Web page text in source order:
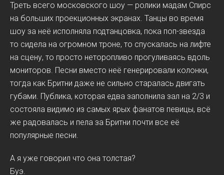
Треть всего московского шоу — ролики мадам Спирс
на больших проекционных экранах. Танцы во время
шоу за неё исполняла подтанцовка, пока поп-звезда
то сидела на огромном троне, то спускалась на лифте
на сцену, то просто неторопливо прогуливаясь вдоль
мониторов. Песни вместо неё генерировали колонки,
тогда как Бритни даже не сильно старалась двигать
губами. Публика, которая едва заполнила зал на 2/3 и
состояла видимо из самых ярых фанатов певицы, всё
же радовалась и пела за Бритни почти все её
популярные песни.
А я уже говорил что она толстая?
Буэ.